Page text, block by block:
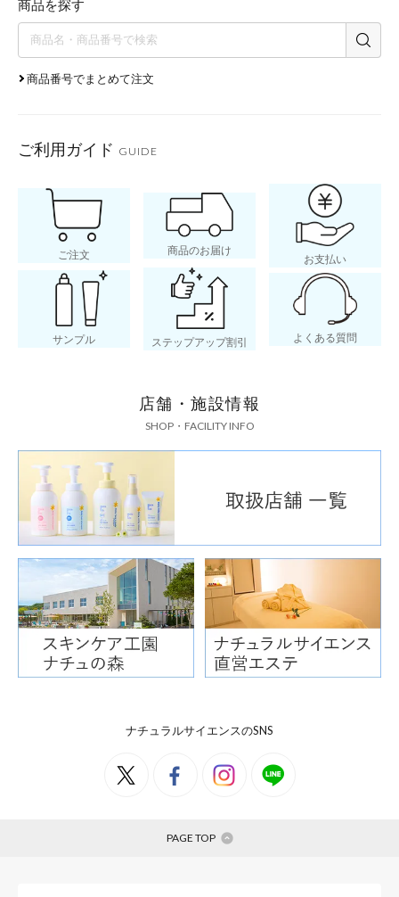
商品を探す
商品番号でまとめて注文
ご利用ガイド GUIDE
ご注文 商品のお届け
お支払い
サンプル ステップアップ割引 よくある質問
店舗・施設情報
SHOP・FACILITY INFO
ナチュラルサイエンスのSNS
PAGE TOP